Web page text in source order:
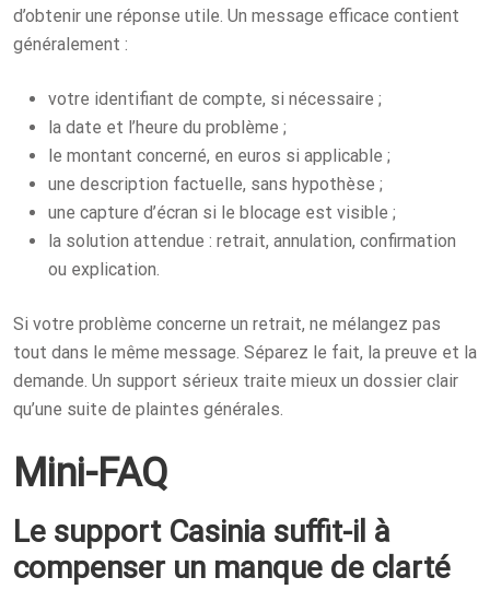
d’obtenir une réponse utile. Un message efficace contient
généralement :
votre identifiant de compte, si nécessaire ;
la date et l’heure du problème ;
le montant concerné, en euros si applicable ;
une description factuelle, sans hypothèse ;
une capture d’écran si le blocage est visible ;
la solution attendue : retrait, annulation, confirmation
ou explication.
Si votre problème concerne un retrait, ne mélangez pas
tout dans le même message. Séparez le fait, la preuve et la
demande. Un support sérieux traite mieux un dossier clair
qu’une suite de plaintes générales.
Mini-FAQ
Le support Casinia suffit-il à
compenser un manque de clarté